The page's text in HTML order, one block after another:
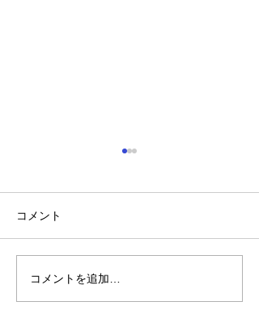
れいわ・山本太郎が代表
辞任 日本第一党・桜井
コメント
コメントを追加…